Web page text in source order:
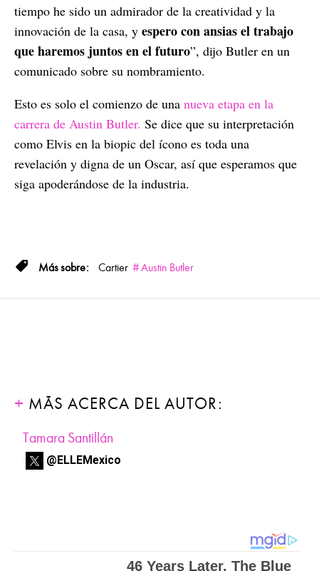
tiempo he sido un admirador de la creatividad y la
innovación de la casa, y espero con ansias el trabajo
que haremos juntos en el futuro”, dijo Butler en un
comunicado sobre su nombramiento.
Esto es solo el comienzo de una nueva etapa en la
carrera de Austin Butler. Se dice que su interpretación
como Elvis en la biopic del ícono es toda una
revelación y digna de un Oscar, así que esperamos que
siga apoderándose de la industria.
Cartier Austin Butler
MÁS ACERCA DEL AUTOR:
Tamara Santillán
@ELLEMexico